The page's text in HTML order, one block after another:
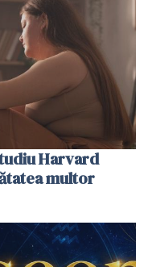
Harvard
multor